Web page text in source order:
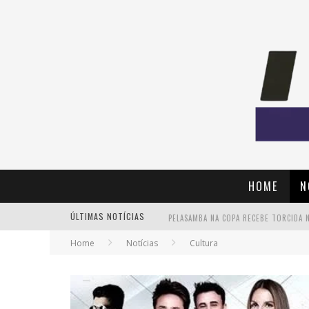
HOME
ÚLTIMAS NOTÍCIAS
Home Notícias Cultura